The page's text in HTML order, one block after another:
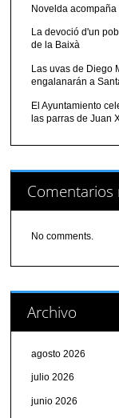
Novelda
La devoció d'un
de la Baixà
Las uvas de Diego
engalanarán a
El Ayuntamiento
las parras de Juan
Comentarios
No comments.
Archivo
agosto 2026
julio 2026
junio 2026